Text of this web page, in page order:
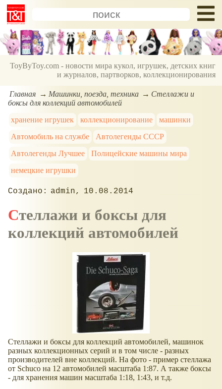
ToyByToy.com - новости мира кукол, игрушек, детских книг
и журналов, партворков, коллекционирования
Главная Машинки, поезда, техника
Стеллажи и
боксы для коллекций автомобилей
хранение игрушек
коллекционирование
машинки
Автомобиль на службе
Автолегенды СССР
Автолегенды Лучшее
Полицейские машины мира
немецкие игрушки
admin 10.08.2014
Стеллажи и боксы для
коллекций автомобилей
Стеллажи и боксы для коллекций автомобилей, машинок
разных коллекционных серий и в том числе - разных
производителей вне коллекций. На фото - пример стеллажа
от Schuco на 12 автомобилей масштаба 1:87. А также боксы
- для хранения машин масштаба 1:18, 1:43, и т.д.